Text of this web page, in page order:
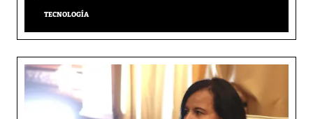
TECNOLOGÍA